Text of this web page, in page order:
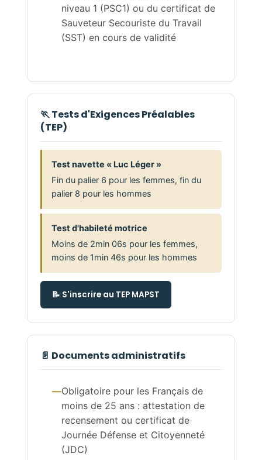
niveau 1 (PSC1) ou du certificat de
Sauveteur Secouriste du Travail
(SST) en cours de validité
🏃 Tests d'Exigences Préalables
(TEP)
Test navette « Luc Léger »
Fin du palier 6 pour les femmes, fin du
palier 8 pour les hommes
Test d'habileté motrice
Moins de 2min 06s pour les femmes,
moins de 1min 46s pour les hommes
📝 S'inscrire au TEP MAPST
📄 Documents administratifs
Obligatoire pour les Français de
moins de 25 ans : attestation de
recensement ou certificat de
Journée Défense et Citoyenneté
(JDC)